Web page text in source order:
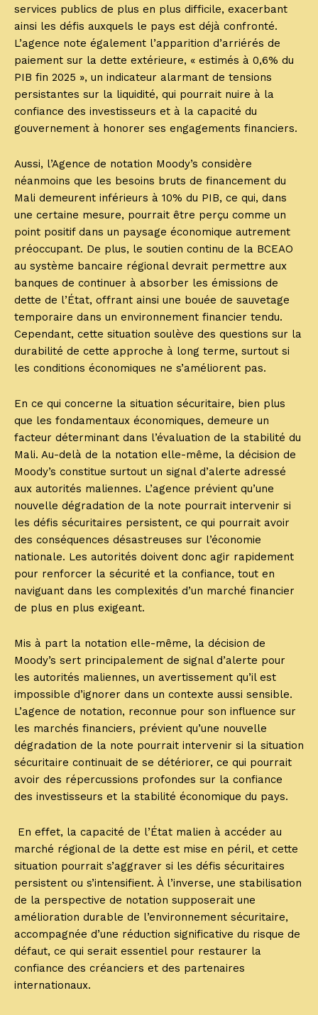
services publics de plus en plus difficile, exacerbant
ainsi les défis auxquels le pays est déjà confronté.
L’agence note également l’apparition d’arriérés de
paiement sur la dette extérieure, « estimés à 0,6% du
PIB fin 2025 », un indicateur alarmant de tensions
persistantes sur la liquidité, qui pourrait nuire à la
confiance des investisseurs et à la capacité du
gouvernement à honorer ses engagements financiers.
Aussi, l’Agence de notation Moody’s considère
néanmoins que les besoins bruts de financement du
Mali demeurent inférieurs à 10% du PIB, ce qui, dans
une certaine mesure, pourrait être perçu comme un
point positif dans un paysage économique autrement
préoccupant. De plus, le soutien continu de la BCEAO
au système bancaire régional devrait permettre aux
banques de continuer à absorber les émissions de
dette de l’État, offrant ainsi une bouée de sauvetage
temporaire dans un environnement financier tendu.
Cependant, cette situation soulève des questions sur la
durabilité de cette approche à long terme, surtout si
les conditions économiques ne s’améliorent pas.
En ce qui concerne la situation sécuritaire, bien plus
que les fondamentaux économiques, demeure un
facteur déterminant dans l’évaluation de la stabilité du
Mali. Au-delà de la notation elle-même, la décision de
Moody’s constitue surtout un signal d’alerte adressé
aux autorités maliennes. L’agence prévient qu’une
nouvelle dégradation de la note pourrait intervenir si
les défis sécuritaires persistent, ce qui pourrait avoir
des conséquences désastreuses sur l’économie
nationale. Les autorités doivent donc agir rapidement
pour renforcer la sécurité et la confiance, tout en
naviguant dans les complexités d’un marché financier
de plus en plus exigeant.
Mis à part la notation elle-même, la décision de
Moody’s sert principalement de signal d’alerte pour
les autorités maliennes, un avertissement qu’il est
impossible d’ignorer dans un contexte aussi sensible.
L’agence de notation, reconnue pour son influence sur
les marchés financiers, prévient qu’une nouvelle
dégradation de la note pourrait intervenir si la situation
sécuritaire continuait de se détériorer, ce qui pourrait
avoir des répercussions profondes sur la confiance
des investisseurs et la stabilité économique du pays.
En effet, la capacité de l’État malien à accéder au
marché régional de la dette est mise en péril, et cette
situation pourrait s’aggraver si les défis sécuritaires
persistent ou s’intensifient. À l’inverse, une stabilisation
de la perspective de notation supposerait une
amélioration durable de l’environnement sécuritaire,
accompagnée d’une réduction significative du risque de
défaut, ce qui serait essentiel pour restaurer la
confiance des créanciers et des partenaires
internationaux.